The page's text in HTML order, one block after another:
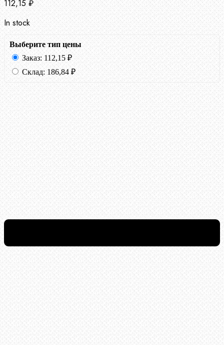
112,15 ₽
In stock
Выберите тип цены
Заказ: 112,15 ₽
Склад: 186,84 ₽